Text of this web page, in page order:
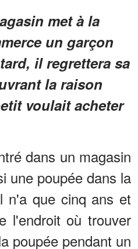
met à la
un garçon
il regrettera sa
la raison
voulait acheter
dans un magasin
une poupée dans la
n'a que cinq ans et
l'endroit où trouver
poupée pendant un